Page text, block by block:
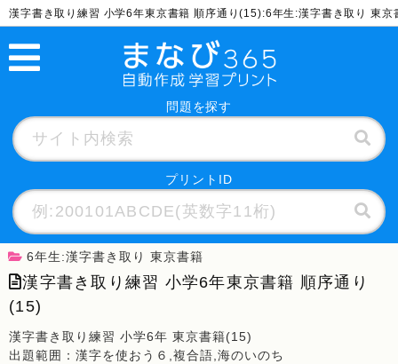
漢字書き取り練習 小学6年東京書籍 順序通り(15):6年生:漢字書き取り 東
問題を探す
プリントID
6年生:漢字書き取り 東京書籍
漢字書き取り練習 小学6年東京書籍 順序通り
(15)
漢字書き取り練習 小学6年 東京書籍(15)
出題範囲：漢字を使おう６,複合語,海のいのち